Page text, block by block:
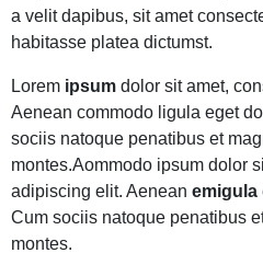
a velit dapibus, sit amet
habitasse platea dictumst.
Lorem ipsum dolor sit amet,
Aenean commodo ligula eget
sociis natoque penatibus et
montes.Aommodo ipsum dolor
adipiscing elit. Aenean emigula
Cum sociis natoque penatibus
montes.